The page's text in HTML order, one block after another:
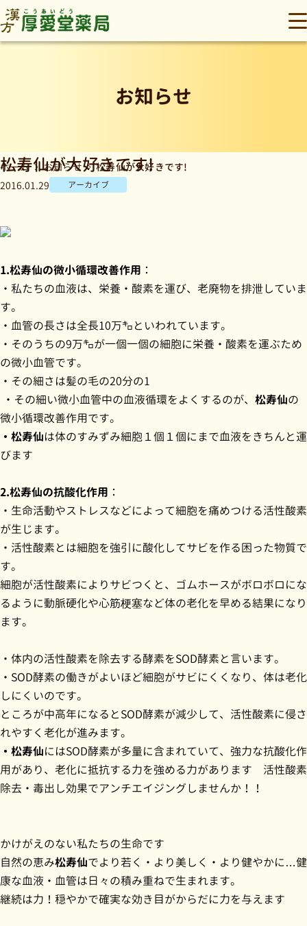
お知らせ
ホーム お知らせ 松寿仙が大好きです!
松寿仙が大好きです!
2016.01.29 アーカイブ
1.松寿仙の微小循環改善作用 ：
・私たちの血液は、栄養・酸素を運び、老廃物を排泄していま
す。
・血管の長さは全長10万㌔といわれています。
・そのうちの9万㌔が一個一個の細胞に栄養・酸素を運ぶため
の微小血管です。
・その細さは髪の毛の20分の1
・その細い微小血管中の血液循環をよくするのが、 松寿仙の
微小循環改善作用です。
・松寿仙は体のすみずみ細胞１個１個にまで血液をきちんと運
びます
2.松寿仙の抗酸化作用 ：
・生命活動やストレスなどによって細胞を痛めつける活性酸素
が生じます。
・活性酸素とは細胞を強引に酸化してサビを作る困った物質で
す。
細胞が活性酸素によりサビつくと、ゴムホースがボロボロにな
るように動脈硬化や心筋梗塞など体の老化を早める結果になり
ます。
・ 体内の活性酸素を除去する酵素をSOD酵素と言います。
・SOD酵素の働きがよいほど細胞がサビにくくなり、体は老化
しにくいのです。
ところが中高年になるとSOD酵素が減少して、活性酸素に侵さ
れやすく老化が進みます。
・松寿仙にはSOD酵素が多量に含まれていて、強力な抗酸化作
用があり、老化に抵抗する力を強める力があります 活性酸素
除去・毒出し効果でアンチエイジングしませんか！！
かけがえのない私たちの生命です
自然の恵み松寿仙でより若く・より美しく・より健やかに…健
康な血液・血管は日々の積み重ねで生まれます。
継続は力！穏やかで確実な効き目がからだに力を与えます